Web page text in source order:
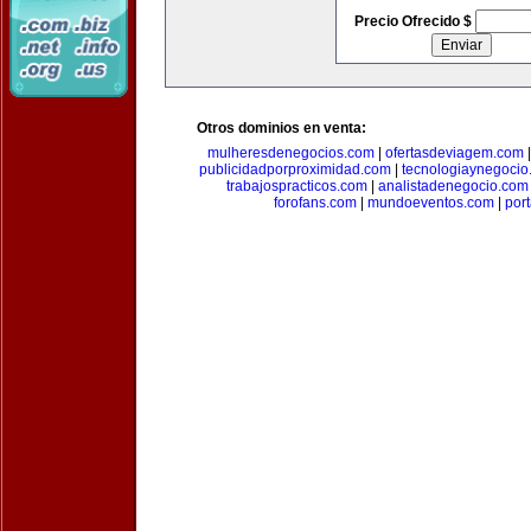
Precio Ofrecido $
Otros dominios en venta:
mulheresdenegocios.com
ofertasdeviagem.com
publicidadporproximidad.com|
trabajospracticos.com| analistadenegocio.com
forofans.com
mundoeventos.com